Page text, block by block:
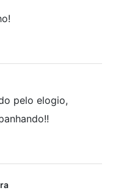
pelo elogio,